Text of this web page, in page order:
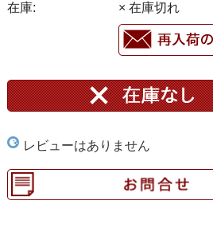
在庫: × 在庫切れ
レビューはありません